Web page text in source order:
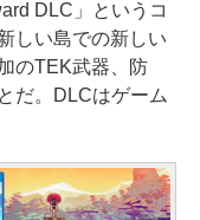
DLC」というコ
しい島での新しい
のTEK武器、防
だ。DLCはゲーム